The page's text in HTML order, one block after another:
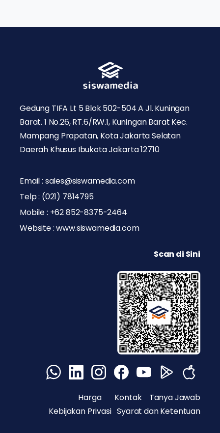
Gedung TIFA Lt 5 Blok 502-504 A Jl. Kuningan
Barat. 1 No.26, RT.6/RW.1, Kuningan Barat Kec.
Mampang Prapatan, Kota Jakarta Selatan
Daerah Khusus Ibukota Jakarta 12710
Email : sales@siswamedia.com
Telp : (021) 7814795
Mobile : +62 852-8375-2464
Website : www.siswamedia.com
Scan di Sini
Harga KontakTanya Jawab
Kebijakan Privasi Syarat dan Ketentuan